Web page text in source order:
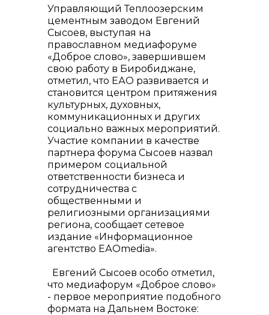
реализация неликвидов
контакты отдела закупок
Контакты
Управляющий Теплоозерским
цементным заводом Евгений
Сысоев, выступая на
православном медиафоруме
«Доброе слово», завершившем
свою работу в Биробиджане,
отметил, что ЕАО развивается и
становится центром притяжения
культурных, духовных,
коммуникационных и других
социально важных мероприятий.
Участие компании в качестве
партнера форума Сысоев назвал
примером социальной
ответственности бизнеса и
сотрудничества с
общественными и
религиозными организациями
региона, сообщает сетевое
издание «Информационное
агентство ЕАОmedia».
Евгений Сысоев особо отметил,
что медиафорум «Доброе слово»
- первое мероприятие подобного
формата на Дальнем Востоке: